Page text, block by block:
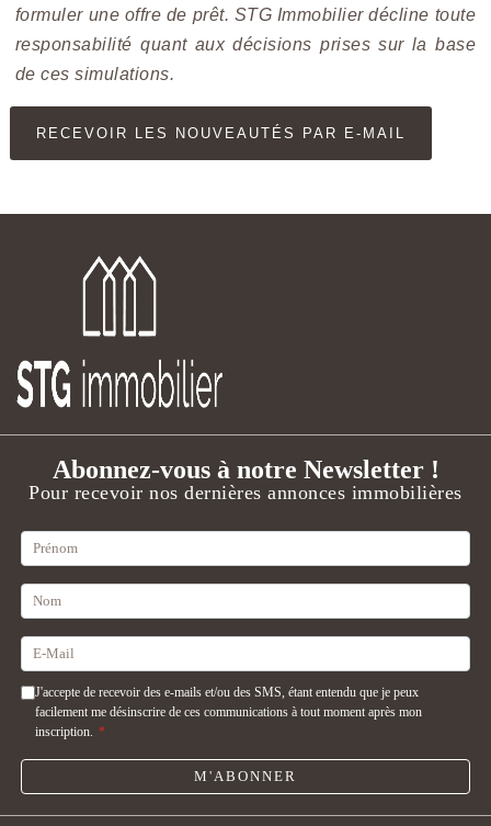
formuler une offre de prêt. STG Immobilier décline toute
responsabilité quant aux décisions prises sur la base
de ces simulations.
RECEVOIR LES NOUVEAUTÉS PAR E-MAIL
Abonnez-vous à notre Newsletter !
Pour recevoir nos dernières annonces immobilières
J'accepte de recevoir des e-mails et/ou des SMS, étant entendu que je peux
facilement me désinscrire de ces communications à tout moment après mon
inscription. *
M'ABONNER